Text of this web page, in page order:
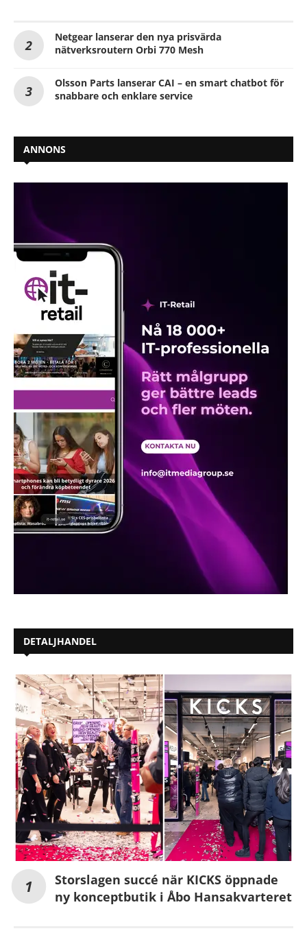
Netgear lanserar den nya prisvärda
nätverksroutern Orbi 770 Mesh
Olsson Parts lanserar CAI – en smart chatbot för
snabbare och enklare service
ANNONS
DETALJHANDEL
Storslagen succé när KICKS öppnade
ny konceptbutik i Åbo Hansakvarteret